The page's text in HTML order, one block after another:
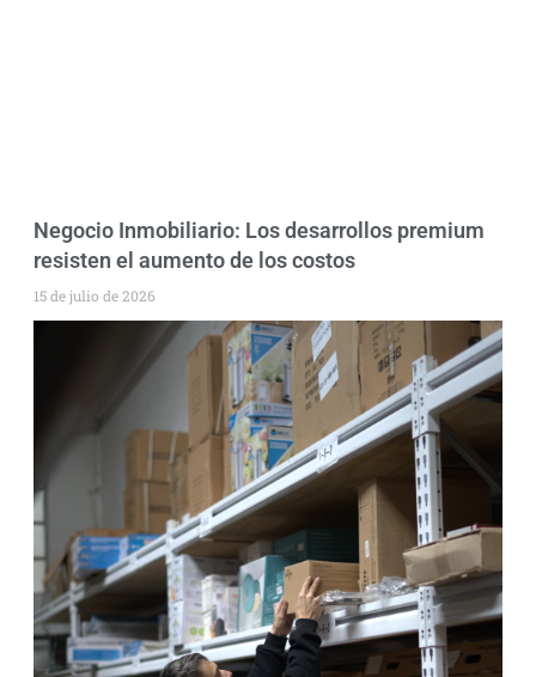
Negocio Inmobiliario: Los desarrollos premium
resisten el aumento de los costos
15 de julio de 2026